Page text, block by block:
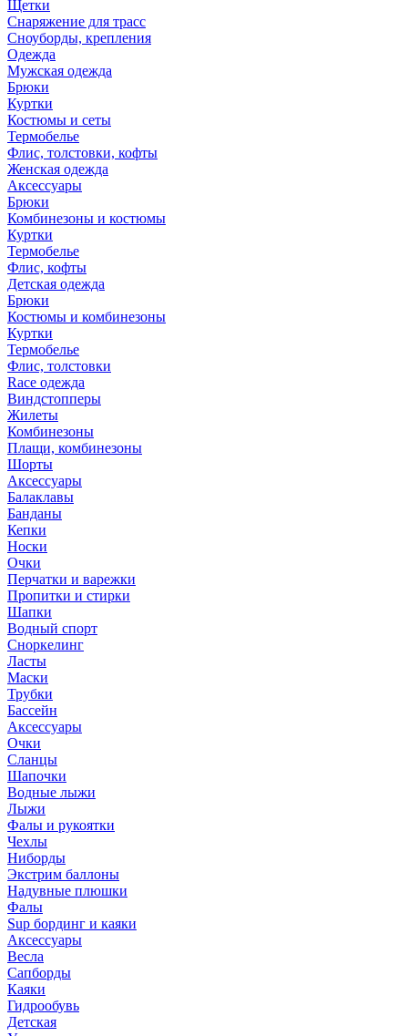
Щетки
Снаряжение для трасс
Сноуборды, крепления
Одежда
Мужская одежда
Брюки
Куртки
Костюмы и сеты
Термобелье
Флис, толстовки, кофты
Женская одежда
Аксессуары
Брюки
Комбинезоны и костюмы
Куртки
Термобелье
Флис, кофты
Детская одежда
Брюки
Костюмы и комбинезоны
Куртки
Термобелье
Флис, толстовки
Race одежда
Виндстопперы
Жилеты
Комбинезоны
Плащи, комбинезоны
Шорты
Аксессуары
Балаклавы
Банданы
Кепки
Носки
Очки
Перчатки и варежки
Пропитки и стирки
Шапки
Водный спорт
Сноркелинг
Ласты
Маски
Трубки
Бассейн
Аксессуары
Очки
Сланцы
Шапочки
Водные лыжи
Лыжи
Фалы и рукоятки
Чехлы
Ниборды
Экстрим баллоны
Надувные плюшки
Фалы
Sup бординг и каяки
Аксессуары
Весла
Сапборды
Каяки
Гидрообувь
Детская